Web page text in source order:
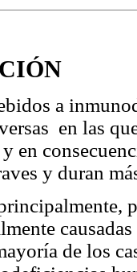
a
en las
en
y duran
de los